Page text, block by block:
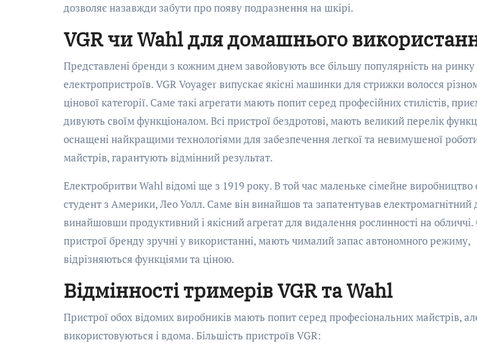
дозволяє назавжди забути про появу подразнення на шкірі.
VGR чи Wahl для домашнього
Представлені бренди з кожним днем завойовують все більшу популярність на ринку
електропристроїв. VGR Voyager випускає якісні машинки для стрижки волосся
цінової категорії. Саме такі агрегати мають попит серед професійних стилістів,
дивують своїм функціоналом. Всі пристрої бездротові, мають великий перелік
оснащені найкращими технологіями для забезпечення легкої та невимушеної
майстрів, гарантують відмінний результат.
Електробритви Wahl відомі ще з 1919 року. В той час маленьке сімейне виробництво
студент з Америки, Лео Уолл. Саме він винайшов та запатентував електромагнітний
винайшовши продуктивний і якісний агрегат для видалення рослинності на обличчі.
пристрої бренду зручні у використанні, мають чималий запас автономного режиму,
відрізняються функціями та ціною.
Відмінності тримерів VGR та Wahl
Пристрої обох відомих виробників мають попит серед професіональних майстрів,
використовуються і вдома. Більшість пристроїв VGR: